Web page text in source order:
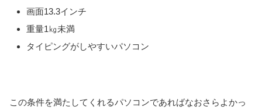
画面13.3インチ
重量1㎏未満
タイピングがしやすいパソコン
この条件を満たしてくれるパソコンであればなおさらよかっ